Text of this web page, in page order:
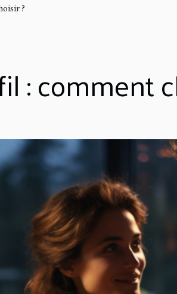
?
: comment